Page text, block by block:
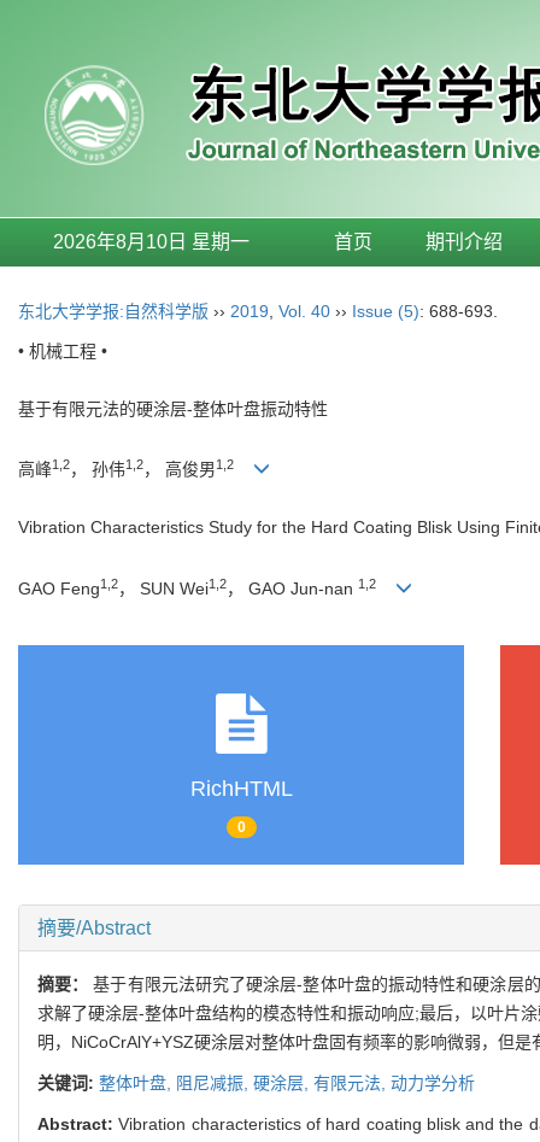
2026年8月10日 星期一 首页 期刊介绍
东北大学学报:自然科学版 ›› 2019 Vol. 40 ›› Issue (5): 688-693.
• 机械工程 •
基于有限元法的硬涂层-整体叶盘振动特性
高峰1,2， 孙伟1,2， 高俊男1,2
Vibration Characteristics Study for the Hard Coating Blisk Using
GAO Feng1,2， SUN Wei1,2， GAO Jun-nan 1,2
RichHTML
0
摘要/Abstract
摘要：基于有限元法研究了硬涂层-整体叶盘的振动特性和硬涂层
求解了硬涂层-整体叶盘结构的模态特性和振动响应;最后，以叶片
明，NiCoCrAlY+YSZ硬涂层对整体叶盘固有频率的影响微弱，但
关键词: 整体叶盘, 阻尼减振, 硬涂层, 有限元法, 动力学分析
Abstract:Vibration characteristics of hard coating blisk and the